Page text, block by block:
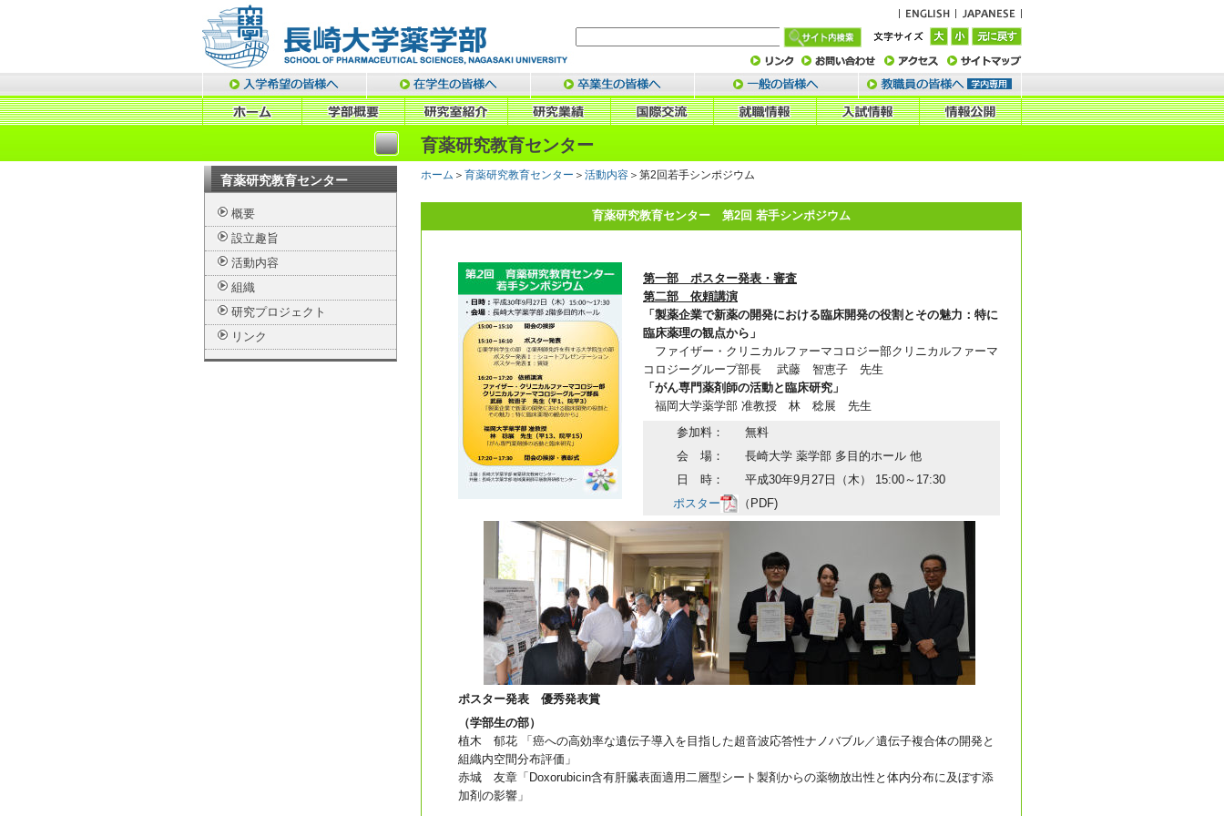
育薬研究教育センター
育薬研究教育センター
概要
設立趣旨
活動内容
組織
研究プロジェクト
リンク
ホーム ＞ 育薬研究教育センター ＞ 活動内容 ＞第2回若手シンポジウム
育薬研究教育センター 第2回 若手シンポジウム
第一部 ポスター発表・審査
第二部 依頼講演
「製薬企業で新薬の開発における臨床開発の役割とその魅力：特に
臨床薬理の観点から」
ファイザー・クリニカルファーマコロジー部クリニカルファーマ
コロジーグループ部長 武藤 智恵子 先生
「がん専門薬剤師の活動と臨床研究」
福岡大学薬学部 准教授 林 稔展 先生
参加料：
無料
会 場：
長崎大学 薬学部 多目的ホール 他
日 時：
平成30年9月27日（木） 15:00～17:30
ポスター
（PDF)
ポスター発表 優秀発表賞
（学部生の部）
植木 郁花 「癌への高効率な遺伝子導入を目指した超音波応答性ナノバブル／遺伝子複合体の開発と
組織内空間分布評価」
赤城 友章「Doxorubicin含有肝臓表面適用二層型シート製剤からの薬物放出性と体内分布に及ぼす添
加剤の影響」